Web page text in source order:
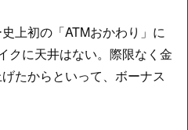
上初の「ATMおかわり」に
クに天井はない。際限なく金
たからといって、ボーナス